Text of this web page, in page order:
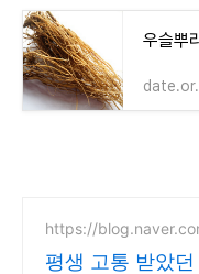
우슬뿌
https://
평생 고통 받았던